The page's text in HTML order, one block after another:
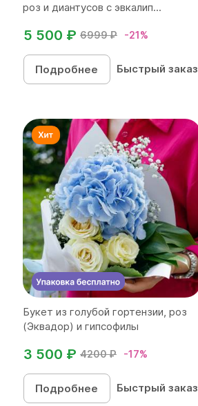
роз и диантусов с эвкалип...
6999 ₽ -21%
5 500 ₽
Подробнее Быстрый заказ
Букет из голубой гортензии, роз
(Эквадор) и гипсофилы
4200 ₽ -17%
3 500 ₽
Подробнее Быстрый заказ